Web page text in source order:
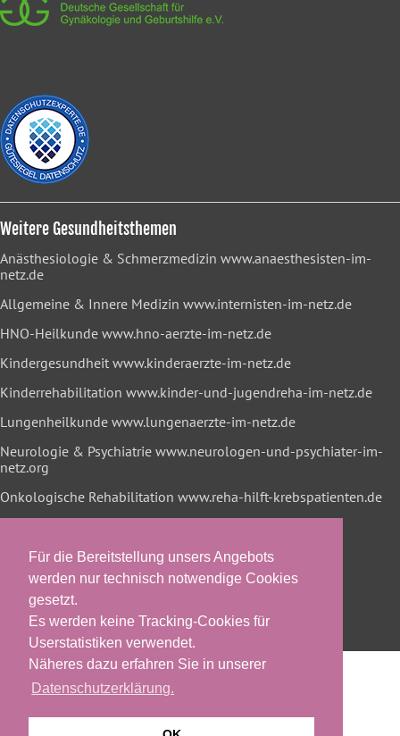
Für die Bereitstellung unsers Angebots
werden nur technisch notwendige Cookies
gesetzt.
Es werden keine Tracking-Cookies für
Userstatistiken verwendet.
Näheres dazu erfahren Sie in unserer
Datenschutzerklärung.
Weitere Gesundheitsthemen
Anästhesiologie & Schmerzmedizin www.anaesthesisten-im-
netz.de
Allgemeine & Innere Medizin www.internisten-im-netz.de
HNO-Heilkunde www.hno-aerzte-im-netz.de
Kindergesundheit www.kinderaerzte-im-netz.de
Kinderrehabilitation www.kinder-und-jugendreha-im-netz.de
Lungenheilkunde www.lungenaerzte-im-netz.de
Neurologie & Psychiatrie www.neurologen-und-psychiater-im-
netz.org
Onkologische Rehabilitation www.reha-hilft-krebspatienten.de